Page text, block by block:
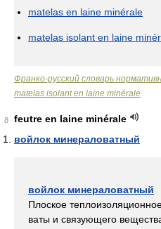
matelas en laine minérale
matelas isolant en laine
Франко-русский словарь
matelas isolant en laine minérale
8
feutre en laine minérale
войлок минераловатный
войлок минераловатный
Плоское
ваты и связующего